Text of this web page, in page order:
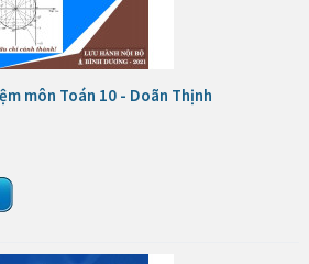
môn Toán 10 - Doãn Thịnh